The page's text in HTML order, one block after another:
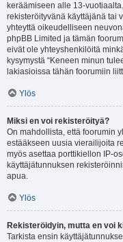
keräämiseen alle 13-
rekisteröityvänä käyttäjänä tai
yhteyttä oikeudelliseen
phpBB Limited ja tämän
eivät ole yhteyshenkilöitä
kysymystä “Keneen minun
lakiasioissa tähän foorumiin
Ylös
Miksi en voi rekisteröityä?
On mahdollista, että foorumin
estääkseen uusia vierailijoita
myös asettaa porttikiellon IP-
käyttäjätunnuksen
apua.
Ylös
Rekisteröidyin, mutta en voi
Tarkista ensin